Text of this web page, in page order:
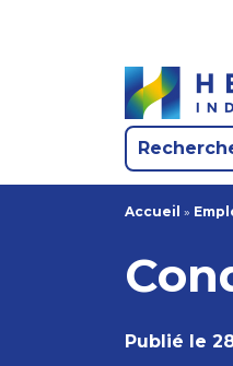
Accueil »
Publié le